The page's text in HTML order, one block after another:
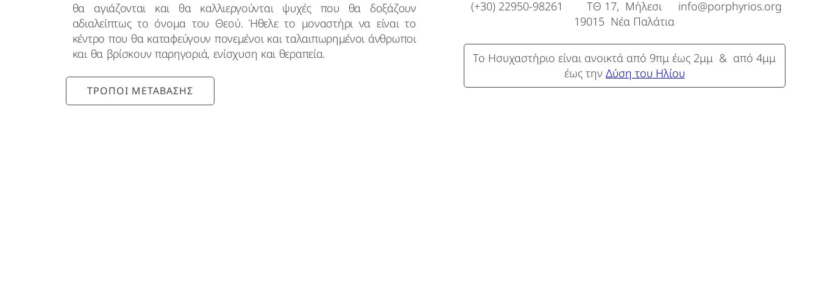
θα αγιάζονται και θα καλλιεργούνται ψυχές που θα δοξάζουν
αδιαλείπτως το όνομα του Θεού. Ήθελε το μοναστήρι να είναι το
κέντρο που θα καταφεύγουν πονεμένοι και ταλαιπωρημένοι άνθρωποι
και θα βρίσκουν παρηγοριά, ενίσχυση και θεραπεία.
ΤΡΟΠΟΙ ΜΕΤΑΒΑΣΗΣ
(+30) 22950-98261
ΤΘ 17, Μήλεσι
19015 Νέα Παλάτια
info@porphyrios.org
Το Ησυχαστήριο είναι ανοικτά από 9πμ έως 2μμ & από 4μμ
έως την Δύση του Ηλίου